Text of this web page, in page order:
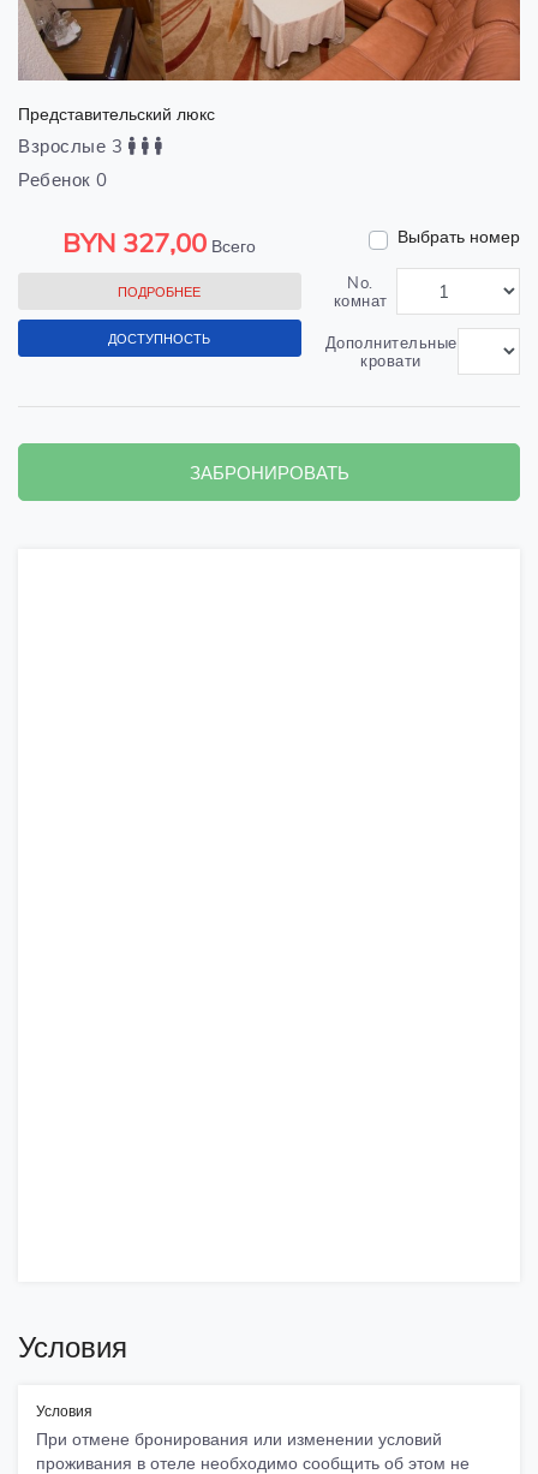
Представительский люкс
Взрослые 3
Ребенок 0
BYN 327,00 Всего
ПОДРОБНЕЕ
ДОСТУПНОСТЬ
Выбрать номер
No.
комнат
Дополнительные
кровати
ЗАБРОНИРОВАТЬ
Условия
Условия
При отмене бронирования или изменении условий
проживания в отеле необходимо сообщить об этом не